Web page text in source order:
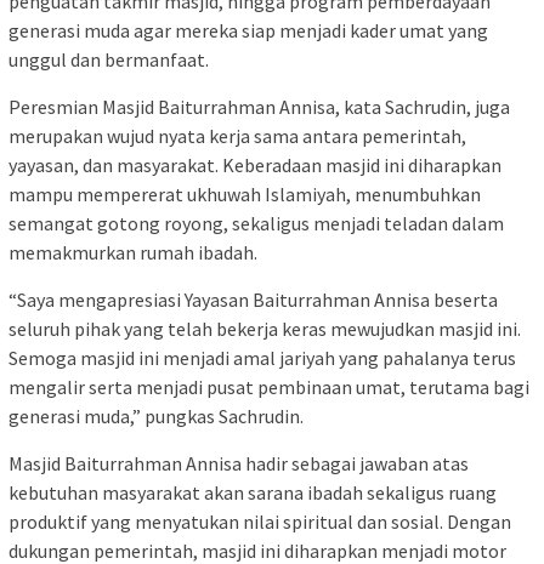
generasi muda agar mereka siap menjadi kader umat yang
unggul dan bermanfaat.
Peresmian Masjid Baiturrahman Annisa, kata Sachrudin, juga
merupakan wujud nyata kerja sama antara pemerintah,
yayasan, dan masyarakat. Keberadaan masjid ini diharapkan
mampu mempererat ukhuwah Islamiyah, menumbuhkan
semangat gotong royong, sekaligus menjadi teladan dalam
memakmurkan rumah ibadah.
“Saya mengapresiasi Yayasan Baiturrahman Annisa beserta
seluruh pihak yang telah bekerja keras mewujudkan masjid ini.
Semoga masjid ini menjadi amal jariyah yang pahalanya terus
mengalir serta menjadi pusat pembinaan umat, terutama bagi
generasi muda,” pungkas Sachrudin.
Masjid Baiturrahman Annisa hadir sebagai jawaban atas
kebutuhan masyarakat akan sarana ibadah sekaligus ruang
produktif yang menyatukan nilai spiritual dan sosial. Dengan
dukungan pemerintah, masjid ini diharapkan menjadi motor